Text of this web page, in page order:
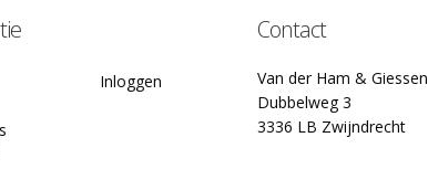
Inloggen
Contact
Van der Ham & Giessen
Dubbelweg 3
3336 LB Zwijndrecht